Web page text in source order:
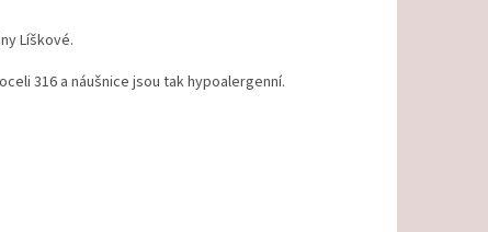
Líškové.
316 a náušnice jsou tak hypoalergenní.